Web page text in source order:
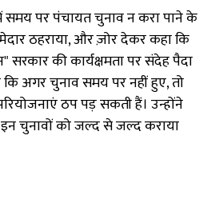
पर पंचायत चुनाव न करा पाने के
ठहराया, और ज़ोर देकर कहा कि
की कार्यक्षमता पर संदेह पैदा
कि अगर चुनाव समय पर नहीं हुए, तो
ठप पड़ सकती हैं। उन्होंने
चुनावों को जल्द से जल्द कराया